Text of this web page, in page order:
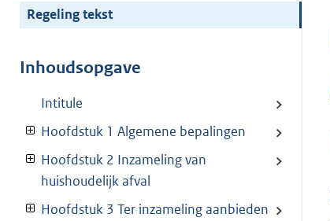
Regeling tekst
Inhoudsopgave
Intitule
Hoofdstuk 1 Algemene bepalingen
Hoofdstuk 2 Inzameling van
huishoudelijk afval
Hoofdstuk 3 Ter inzameling aanbieden